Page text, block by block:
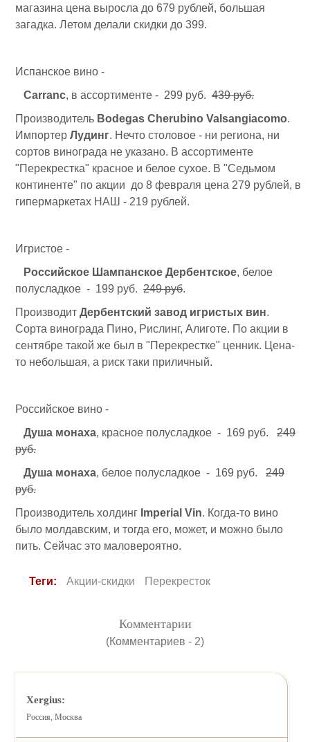
магазина цена выросла до 679 рублей, большая
загадка. Летом делали скидки до 399.
Испанское вино -
Carranc, в ассортименте - 299 руб. 439 руб.
Производитель Bodegas Cherubino Valsangiacomo.
Импортер Лудинг. Нечто столовое - ни региона, ни
сортов винограда не указано. В ассортименте
"Перекрестка" красное и белое сухое. В "Седьмом
континенте" по акции до 8 февраля цена 279 рублей, в
гипермаркетах НАШ - 219 рублей.
Игристое -
Российское Шампанское Дербентское, белое
полусладкое - 199 руб. 249 руб.
Производит Дербентский завод игристых вин.
Сорта винограда Пино, Рислинг, Алиготе. По акции в
сентябре такой же был в "Перекрестке" ценник. Цена-
то небольшая, а риск таки приличный.
Российское вино -
Душа монаха, красное полусладкое - 169 руб. 249
руб.
Душа монаха, белое полусладкое - 169 руб. 249
руб.
Производитель холдинг Imperial Vin. Когда-то вино
было молдавским, и тогда его, может, и можно было
пить. Сейчас это маловероятно.
Теги: Акции-скидки Перекресток
Комментарии
(Комментариев - 2)
Xergius:
Россия, Москва